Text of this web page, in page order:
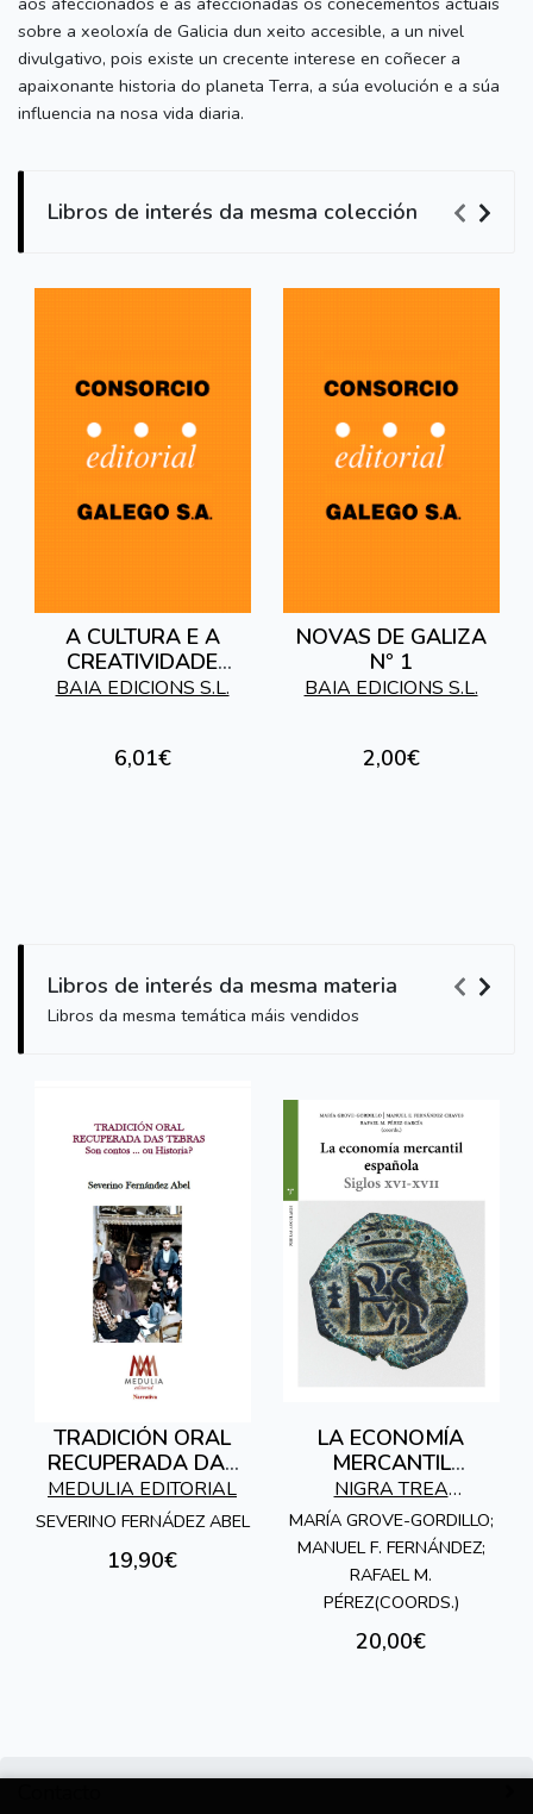
sobre a xeoloxía de Galicia dun xeito accesible, a un nivel
divulgativo, pois existe un crecente interese en coñecer a
apaixonante historia do planeta Terra, a súa evolución e a súa
influencia na nosa vida diaria.
Libros de interés da mesma colección
A CULTURA E A
CREATIVIDADE
GALEGAS DE CARA
BAIA EDICIONS S.L.
6,01€
NOVAS DE GALIZA
Nº 1
BAIA EDICIONS S.L.
2,00€
Libros de interés da mesma materia
Libros da mesma temática máis vendidos
TRADICIÓN ORAL
RECUPERADA DAS
TEBRAS
MEDULIA EDITORIAL
SEVERINO FERNÁDEZ ABEL
19,90€
LA ECONOMÍA
MERCANTIL
ESPAÑOLA
NIGRA TREA
EDICIONES
MARÍA GROVE-GORDILLO;
MANUEL F. FERNÁNDEZ;
RAFAEL M.
PÉREZ(COORDS.)
20,00€